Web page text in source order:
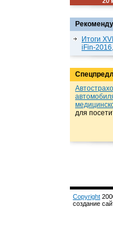
Итоги
iFin-
для
Copyright
создание